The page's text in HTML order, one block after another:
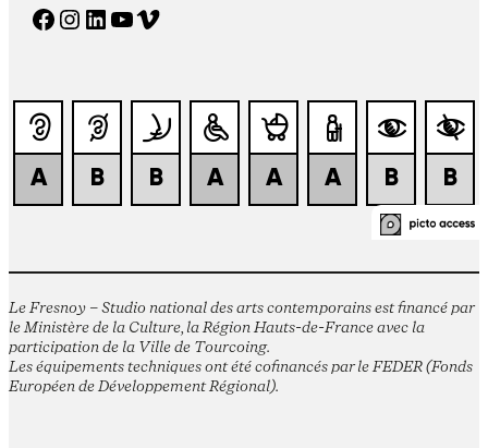
Facebook Instagram LinkedIn YouTube Vimeo
Le Fresnoy – Studio national des arts contemporains est financé par
le Ministère de la Culture, la Région Hauts-de-France avec la
participation de la Ville de Tourcoing.
Les équipements techniques ont été cofinancés par le FEDER (Fonds
Européen de Développement Régional).